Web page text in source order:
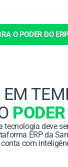
O PODER DO
EM
tecnologia deve
ERP da
conta com